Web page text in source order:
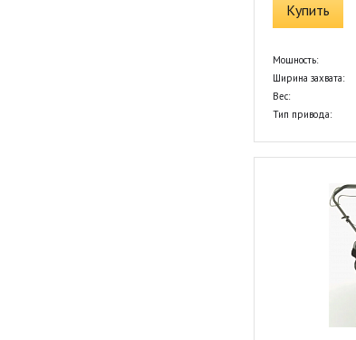
Купить
Мощность:
Ширина захвата:
Вес:
Тип привода: